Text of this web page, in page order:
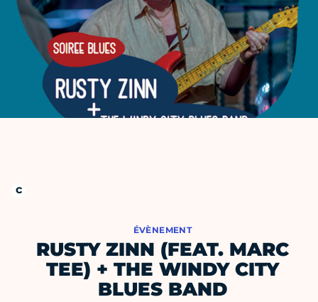
ÉVÈNEMENT
RUSTY ZINN (FEAT. MARC
TEE) + THE WINDY CITY
BLUES BAND